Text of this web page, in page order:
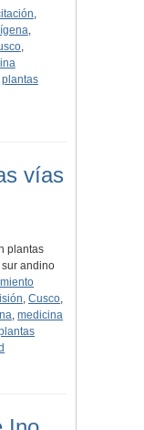
,
,
,
plantas
vías
plantas
andino
,Cusco,
,medicina